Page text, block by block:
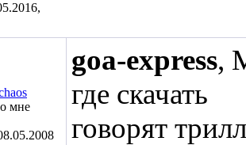
goa-express,
где скачать
говорят